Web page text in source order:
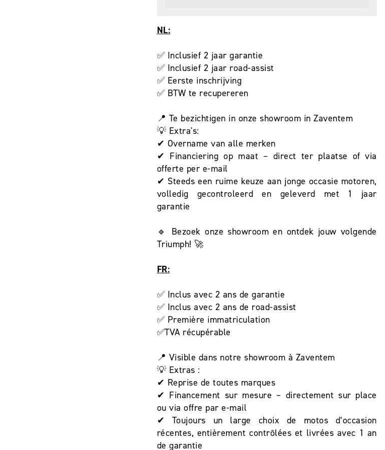
NL:
✅ Inclusief 2 jaar garantie
✅ Inclusief 2 jaar road-assist
✅ Eerste inschrijving
✅ BTW te recupereren
📍 Te bezichtigen in onze showroom in Zaventem
💡 Extra's:
✔ Overname van alle merken
✔ Financiering op maat – direct ter plaatse of via
offerte per e-mail
✔ Steeds een ruime keuze aan jonge occasie motoren,
volledig gecontroleerd en geleverd met 1 jaar
garantie
🔹 Bezoek onze showroom en ontdek jouw volgende
Triumph! 🚀
FR:
✅ Inclus avec 2 ans de garantie
✅ Inclus avec 2 ans de road-assist
✅ Première immatriculation
✅TVA récupérable
📍 Visible dans notre showroom à Zaventem
💡 Extras :
✔ Reprise de toutes marques
✔ Financement sur mesure – directement sur place
ou via offre par e-mail
✔ Toujours un large choix de motos d’occasion
récentes, entièrement contrôlées et livrées avec 1 an
de garantie